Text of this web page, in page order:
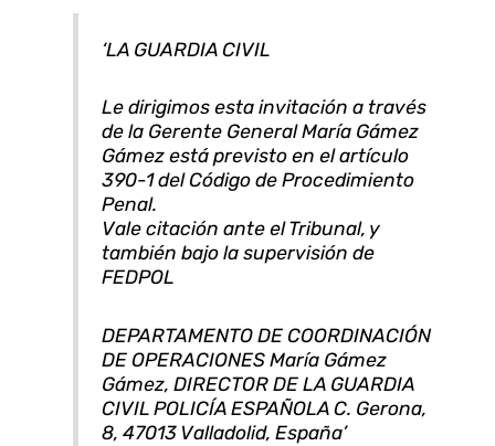
‘LA GUARDIA CIVIL
Le dirigimos esta invitación a través
de la Gerente General María Gámez
Gámez está previsto en el artículo
390-1 del Código de Procedimiento
Penal.
Vale citación ante el Tribunal, y
también bajo la supervisión de
FEDPOL
DEPARTAMENTO DE COORDINACIÓN
DE OPERACIONES María Gámez
Gámez, DIRECTOR DE LA GUARDIA
CIVIL POLICÍA ESPAÑOLA C. Gerona,
8, 47013 Valladolid, España’